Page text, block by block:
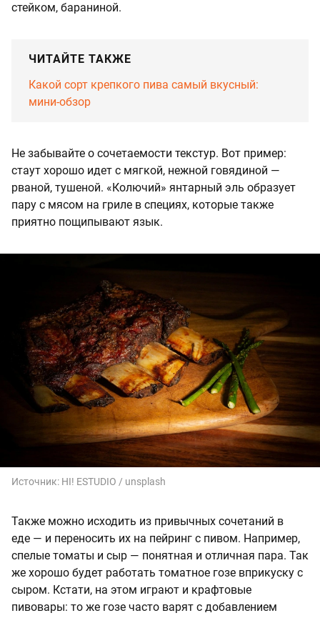
стейком, бараниной.
ЧИТАЙТЕ ТАКЖЕ
Какой сорт крепкого пива самый вкусный:
мини-обзор
Не забывайте о сочетаемости текстур. Вот пример:
стаут хорошо идет с мягкой, нежной говядиной —
рваной, тушеной. «Колючий» янтарный эль образует
пару с мясом на гриле в специях, которые также
приятно пощипывают язык.
Источник: HI! ESTUDIO / unsplash
Также можно исходить из привычных сочетаний в
еде — и переносить их на пейринг с пивом. Например,
спелые томаты и сыр — понятная и отличная пара. Так
же хорошо будет работать томатное гозе вприкуску с
сыром. Кстати, на этом играют и крафтовые
пивовары: то же гозе часто варят с добавлением